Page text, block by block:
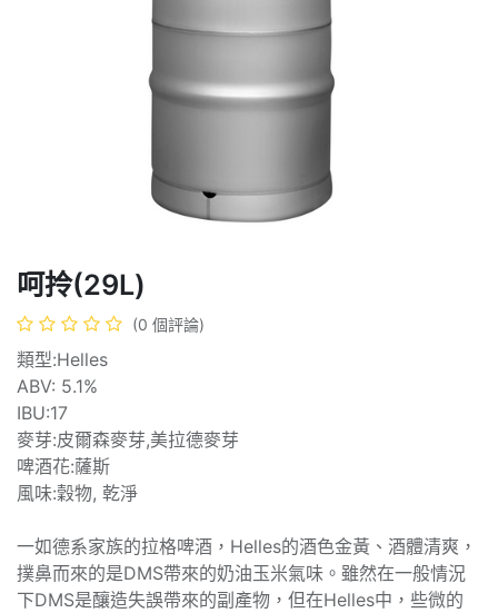
呵拎(29L)
(0 個評論)
類型:Helles
ABV: 5.1%
IBU:17
麥芽:皮爾森麥芽,美拉德麥芽
啤酒花:薩斯
風味:穀物, 乾淨
一如德系家族的拉格啤酒，Helles的酒色金黃、酒體清爽，
撲鼻而來的是DMS帶來的奶油玉米氣味。雖然在一般情況
下DMS是釀造失誤帶來的副產物，但在Helles中，些微的